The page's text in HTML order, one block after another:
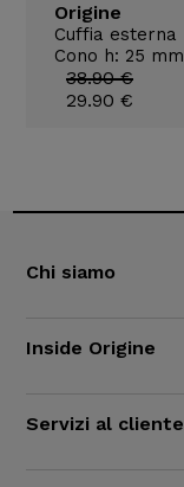
Origine
Cuffia esterna
Cono h: 25 mm
38.90 €
29.90 €
Chi siamo
Inside Origine
Servizi al cliente